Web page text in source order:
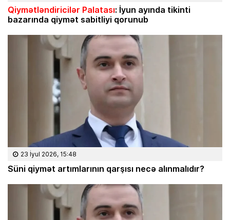
Qiymətləndiricilər Palatası: İyun ayında tikinti
bazarında qiymət sabitliyi qorunub
23 İyul 2026, 15:48
Süni qiymət artımlarının qarşısı necə alınmalıdır?